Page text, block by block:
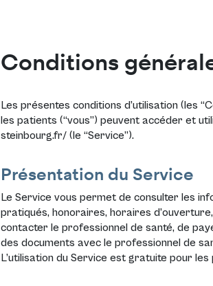
Conditions
Les présentes conditions d’utilisation (les
les patients (“vous”) peuvent accéder et
steinbourg.fr/ (le “Service”).
Présentation du Service
Le Service vous permet de consulter les
pratiqués, honoraires, horaires
contacter le professionnel de santé, de
des documents avec le professionnel de
L’utilisation du Service est gratuite pour les